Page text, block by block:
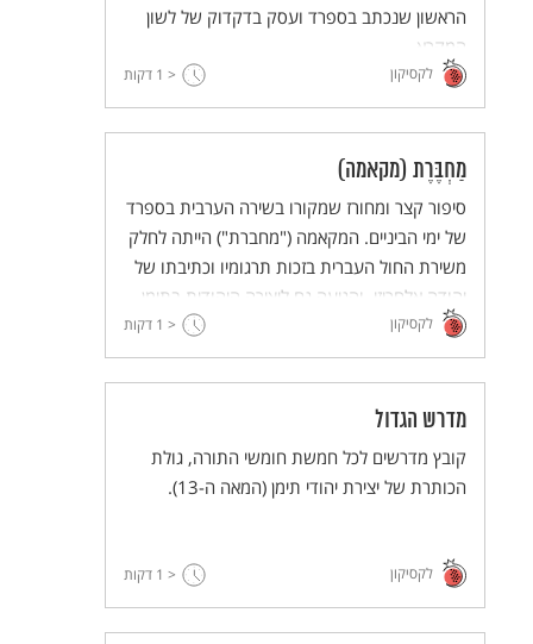
הראשון שנכתב בספרד ועסק בדקדוק של לשון
המקרא.
לקסיקון < 1 דקות
מַחְבֶּרֶת (מקאמה)
סיפור קצר ומחורז שמקורו בשירה הערבית בספרד
של ימי הביניים. המקאמה ("מחברת") הייתה לחלק
משירת החול העברית בזכות תרגומיו וכתיבתו של
יהודה אלחריזי, והגיעה גם ליצירה היהודית בתימן
וגם ליצירה בימינו.
לקסיקון < 1 דקות
מדרש הגדול
קובץ מדרשים לכל חמשת חומשי התורה, גולת
הכותרת של יצירת יהודי תימן (המאה ה-13).
לקסיקון < 1 דקות